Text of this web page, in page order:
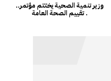
..وزير تنمية الصحية يختتم مؤتمر
تقييم الصحة العامة .